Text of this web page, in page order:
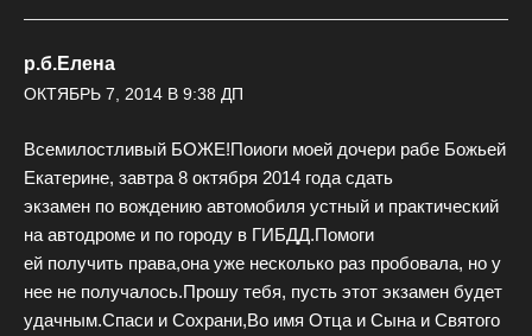
р.б.Елена
ОКТЯБРЬ 7, 2014 В 9:38 ДП
Всемилостливый БОЖЕ!Поиоги моей дочери рабе Божьей
Екатерине, завтра 8 октября 2014 года сдать
экзамен по вождению автомобиля устный и практический
на автодроме и по городу в ГИБДД.Помоги
ей получить права,она уже несколько раз пробовала, но у
нее не получалось.Прошу тебя, пусть этот экзамен будет
удачным.Спаси и Сохрани,Во имя Отца и Сына и Святого